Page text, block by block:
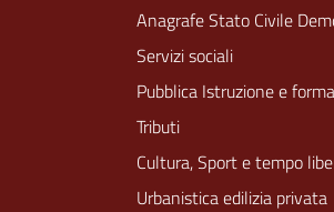
Anagrafe Stato Civile
Servizi sociali
Pubblica Istruzione e
Tributi
Cultura, Sport e tempo
Urbanistica edilizia privata